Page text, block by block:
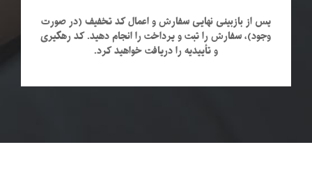
پس از بازبینی نهایی سفارش و اعمال کد تخفیف (در صورت
وجود)، سفارش را ثبت و پرداخت را انجام دهید. کد رهگیری
و تأییدیه را دریافت خواهید کرد.